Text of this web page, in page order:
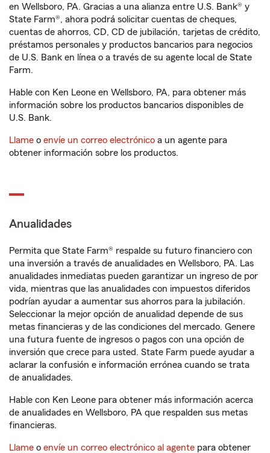
en Wellsboro, PA. Gracias a una alianza entre U.S. Bank® y
State Farm®, ahora podrá solicitar cuentas de cheques,
cuentas de ahorros, CD, CD de jubilación, tarjetas de crédito,
préstamos personales y productos bancarios para negocios
de U.S. Bank en línea o a través de su agente local de State
Farm.
Hable con Ken Leone en Wellsboro, PA, para obtener más
información sobre los productos bancarios disponibles de
U.S. Bank.
Llame o envíe un correo electrónico a un agente para
obtener información sobre los productos.
Anualidades
Permita que State Farm® respalde su futuro financiero con
una inversión a través de anualidades en Wellsboro, PA. Las
anualidades inmediatas pueden garantizar un ingreso de por
vida, mientras que las anualidades con impuestos diferidos
podrían ayudar a aumentar sus ahorros para la jubilación.
Seleccionar la mejor opción de anualidad depende de sus
metas financieras y de las condiciones del mercado. Genere
una futura fuente de ingresos o pagos con una opción de
inversión que crece para usted. State Farm puede ayudar a
aclarar la confusión e información errónea cuando se trata
de anualidades.
Hable con Ken Leone para obtener más información acerca
de anualidades en Wellsboro, PA que respalden sus metas
financieras.
Llame o envíe un correo electrónico al agente para obtener